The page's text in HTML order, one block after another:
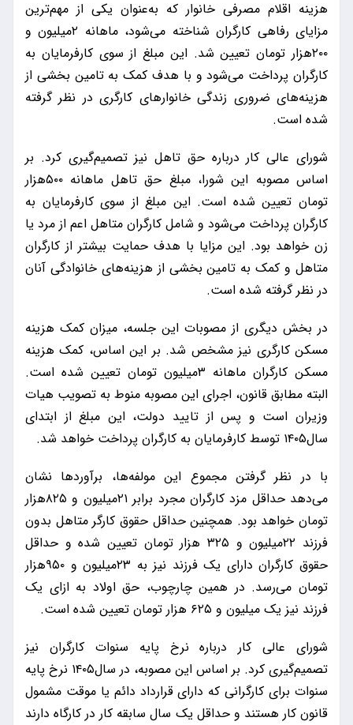
هزینه اقلام مصرفی خانوار که به‌عنوان یکی از مهم‌ترین
مزایای رفاهی کارگران شناخته می‌شود، ماهانه ۲میلیون و
۲۰۰هزار تومان تعیین شد. این مبلغ از سوی کارفرمایان به
کارگران پرداخت می‌شود و با هدف کمک به تامین بخشی از
هزینه‌های ضروری زندگی خانوارهای کارگری در نظر گرفته
شده است.
شورای عالی کار درباره حق تاهل نیز تصمیم‌گیری کرد. بر
اساس مصوبه این شورا، مبلغ حق تاهل ماهانه ۵۰۰هزار
تومان تعیین شده است. این مبلغ از سوی کارفرمایان به
کارگران پرداخت می‌شود و شامل کارگران متاهل اعم از مرد یا
زن خواهد بود. این مزایا با هدف حمایت بیشتر از کارگران
متاهل و کمک به تامین بخشی از هزینه‌های خانوادگی آنان
در نظر گرفته شده است.
در بخش دیگری از مصوبات این جلسه، میزان کمک هزینه
مسکن کارگری نیز مشخص شد. بر این اساس، کمک هزینه
مسکن کارگران ماهانه ۳میلیون تومان تعیین شده است.
البته مطابق قانون، اجرای این مصوبه منوط به تصویب هیات
وزیران است و پس از تایید دولت، این مبلغ از ابتدای
سال۱۴۰۵ توسط کارفرمایان به کارگران پرداخت خواهد شد.
با در نظر گرفتن مجموع این مولفه‌ها، برآوردها نشان
می‌دهد حداقل مزد کارگران مجرد برابر ۲۱میلیون و ۸۲۵هزار
تومان خواهد بود. همچنین حداقل حقوق کارگر متاهل بدون
فرزند ۲۲میلیون و ۳۲۵ هزار تومان تعیین شده و حداقل
حقوق کارگران دارای یک فرزند نیز به ۲۳میلیون و ۹۵۰هزار
تومان می‌رسد. در همین چارچوب، حق اولاد به ازای یک
فرزند نیز یک میلیون و ۶۲۵ هزار تومان تعیین شده است.
شورای عالی کار درباره نرخ پایه سنوات کارگران نیز
تصمیم‌گیری کرد. بر اساس این مصوبه، در سال۱۴۰۵ نرخ پایه
سنوات برای کارگرانی که دارای قرارداد دائم یا موقت مشمول
قانون کار هستند و حداقل یک سال سابقه کار در کارگاه دارند